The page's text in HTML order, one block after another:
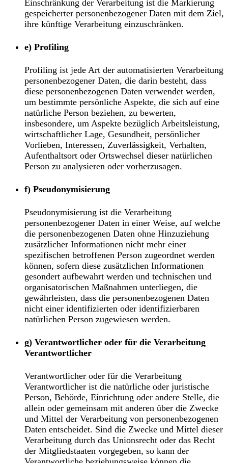
Einschränkung der Verarbeitung ist die Markierung
gespeicherter personenbezogener Daten mit dem Ziel,
ihre künftige Verarbeitung einzuschränken.
e) Profiling
Profiling ist jede Art der automatisierten Verarbeitung
personenbezogener Daten, die darin besteht, dass
diese personenbezogenen Daten verwendet werden,
um bestimmte persönliche Aspekte, die sich auf eine
natürliche Person beziehen, zu bewerten,
insbesondere, um Aspekte bezüglich Arbeitsleistung,
wirtschaftlicher Lage, Gesundheit, persönlicher
Vorlieben, Interessen, Zuverlässigkeit, Verhalten,
Aufenthaltsort oder Ortswechsel dieser natürlichen
Person zu analysieren oder vorherzusagen.
f) Pseudonymisierung
Pseudonymisierung ist die Verarbeitung
personenbezogener Daten in einer Weise, auf welche
die personenbezogenen Daten ohne Hinzuziehung
zusätzlicher Informationen nicht mehr einer
spezifischen betroffenen Person zugeordnet werden
können, sofern diese zusätzlichen Informationen
gesondert aufbewahrt werden und technischen und
organisatorischen Maßnahmen unterliegen, die
gewährleisten, dass die personenbezogenen Daten
nicht einer identifizierten oder identifizierbaren
natürlichen Person zugewiesen werden.
g) Verantwortlicher oder für die Verarbeitung
Verantwortlicher
Verantwortlicher oder für die Verarbeitung
Verantwortlicher ist die natürliche oder juristische
Person, Behörde, Einrichtung oder andere Stelle, die
allein oder gemeinsam mit anderen über die Zwecke
und Mittel der Verarbeitung von personenbezogenen
Daten entscheidet. Sind die Zwecke und Mittel dieser
Verarbeitung durch das Unionsrecht oder das Recht
der Mitgliedstaaten vorgegeben, so kann der